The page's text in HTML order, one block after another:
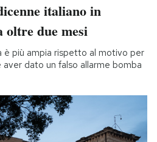
italiano in
oltre due mesi
è più ampia rispetto al motivo per
dato un falso allarme bomba